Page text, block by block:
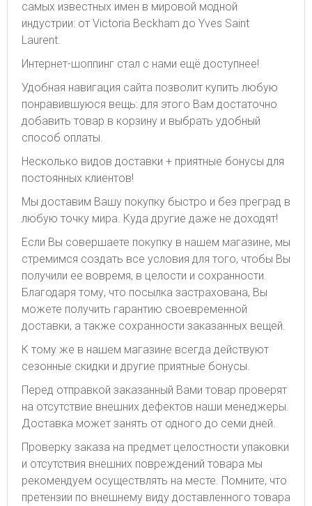
самых известных имен в мировой модной
индустрии: от Victoria Beckham до Yves Saint
Laurent.
Интернет-шоппинг стал с нами ещё доступнее!
Удобная навигация сайта позволит купить любую
понравившуюся вещь: для этого Вам достаточно
добавить товар в корзину и выбрать удобный
способ оплаты.
Несколько видов доставки + приятные бонусы для
постоянных клиентов!
Мы доставим Вашу покупку быстро и без преград в
любую точку мира. Куда другие даже не доходят!
Если Вы совершаете покупку в нашем магазине, мы
стремимся создать все условия для того, чтобы Вы
получили ее вовремя, в целости и сохранности.
Благодаря тому, что посылка застрахована, Вы
можете получить гарантию своевременной
доставки, а также сохранности заказанных вещей.
К тому же в нашем магазине всегда действуют
сезонные скидки и другие приятные бонусы.
Перед отправкой заказанный Вами товар проверят
на отсутствие внешних дефектов наши менеджеры.
Доставка может занять от одного до семи дней.
Проверку заказа на предмет целостности упаковки
и отсутствия внешних повреждений товара мы
рекомендуем осуществлять на месте. Помните, что
претензии по внешнему виду доставленного товара